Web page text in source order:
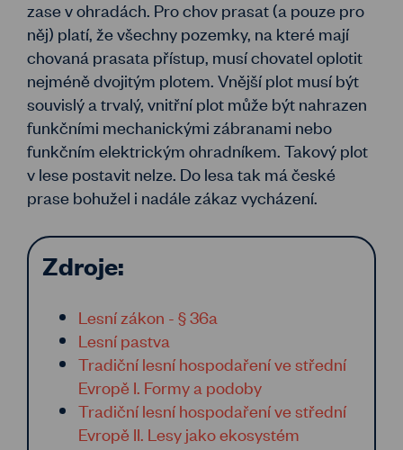
zase v ohradách. Pro chov prasat (a pouze pro
něj) platí, že všechny pozemky, na které mají
chovaná prasata přístup, musí chovatel oplotit
nejméně dvojitým plotem. Vnější plot musí být
souvislý a trvalý, vnitřní plot může být nahrazen
funkčními mechanickými zábranami nebo
funkčním elektrickým ohradníkem. Takový plot
v lese postavit nelze. Do lesa tak má české
prase bohužel i nadále zákaz vycházení.
Zdroje:
Lesní zákon - § 36a
Lesní pastva
Tradiční lesní hospodaření ve střední
Evropě I. Formy a podoby
Tradiční lesní hospodaření ve střední
Evropě II. Lesy jako ekosystém